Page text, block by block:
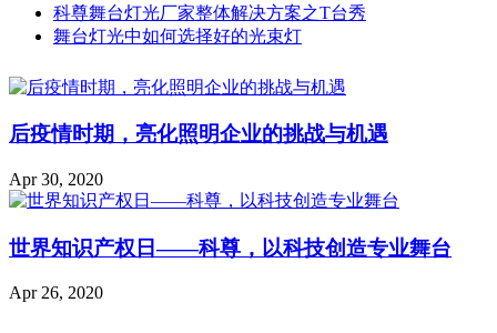
科尊舞台灯光厂家整体解决方案之T台秀
舞台灯光中如何选择好的光束灯
后疫情时期，亮化照明企业的挑战与机遇
Apr 30, 2020
世界知识产权日——科尊，以科技创造专业舞台
Apr 26, 2020